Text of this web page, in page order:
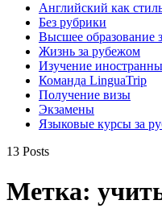
Английский как
Без рубрики
Высшее образование
Жизнь за рубежом
Изучение
Команда LinguaTrip
Получение визы
Экзамены
Языковые курсы за
13 Posts
Метка: